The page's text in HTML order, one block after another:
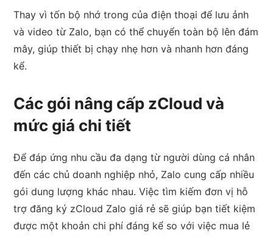
Thay vì tốn bộ nhớ trong của điện thoại để lưu ảnh
và video từ Zalo, bạn có thể chuyển toàn bộ lên đám
mây, giúp thiết bị chạy nhẹ hơn và nhanh hơn đáng
kể.
Các gói nâng cấp zCloud và
mức giá chi tiết
Để đáp ứng nhu cầu đa dạng từ người dùng cá nhân
đến các chủ doanh nghiệp nhỏ, Zalo cung cấp nhiều
gói dung lượng khác nhau. Việc tìm kiếm đơn vị hỗ
trợ đăng ký zCloud Zalo giá rẻ sẽ giúp bạn tiết kiệm
được một khoản chi phí đáng kể so với việc mua lẻ